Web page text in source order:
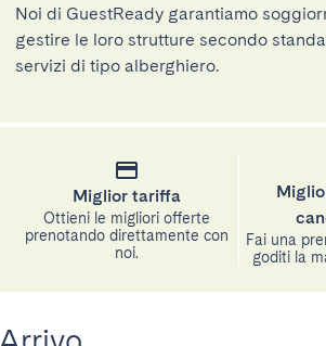
Noi di GuestReady garantiamo
gestire le loro strutture secondo
servizi di tipo alberghiero.
Miglior tariffa
Ottieni le migliori offerte
prenotando direttamente con
noi.
Fai una
goditi la